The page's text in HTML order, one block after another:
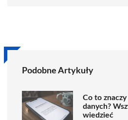
Podobne Artykuły
Co to
danych?
wiedzieć